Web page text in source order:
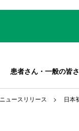
患者さん・一般の皆
ニュースリリース 日本